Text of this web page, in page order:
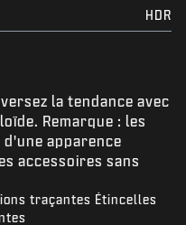
HDR
la tendance avec
Remarque : les
apparence
accessoires sans
traçantes Étincelles